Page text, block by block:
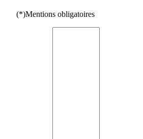
(*)Mentions obligatoires